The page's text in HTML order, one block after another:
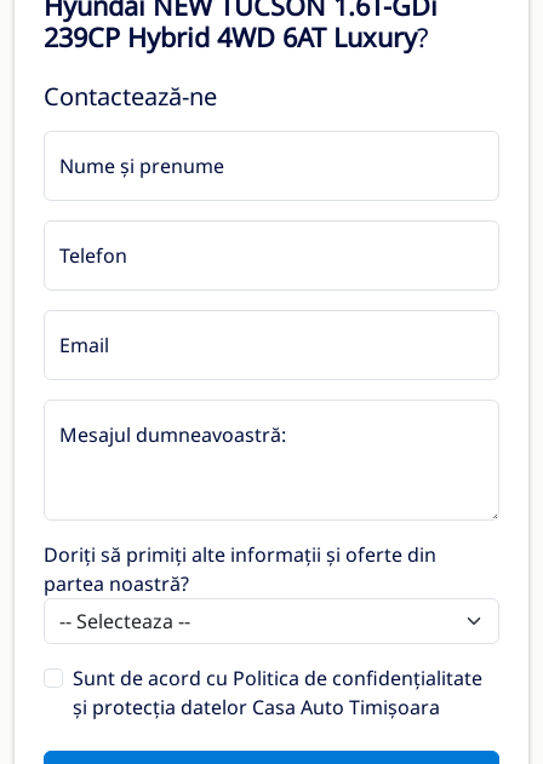
239CP Hybrid 4WD 6AT Luxury?
Contactează-ne
Nume și prenume
Telefon
Email
Mesajul dumneavoastră:
Doriți să primiți alte informații și oferte din
partea noastră?
Sunt de acord cu Politica de confidențialitate
și protecția datelor Casa Auto Timișoara